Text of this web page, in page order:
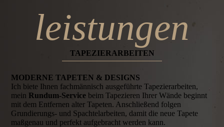
leistungen
TAPEZIER­ARBEITEN
MODERNE TAPETEN & DESIGNS
Ich biete Ihnen fachmännisch ausgeführte Tapezierarbeiten,
mein Rundum-Service beim Tapezieren Ihrer Wände beginnt
mit dem Entfernen alter Tapeten. Anschließend folgen
Grundierungs- und Spachtelarbeiten, damit die neue Tapete
maßgenau und perfekt aufgebracht werden kann.